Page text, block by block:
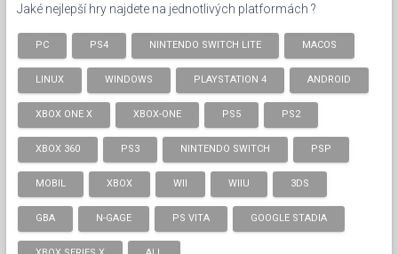
Jaké nejlepší hry najdete na jednotlivých platformách ?
PC PS4 NINTENDO SWITCH LITE MACOS
LINUX WINDOWS PLAYSTATION 4 ANDROID
XBOX ONE X XBOX-ONE PS5 PS2
XBOX 360 PS3 NINTENDO SWITCH PSP
MOBIL XBOX WII WIIU 3DS
GBA N-GAGE PS VITA GOOGLE STADIA